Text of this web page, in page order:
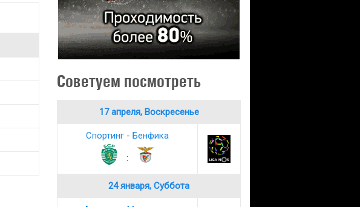
Советуем посмотреть
17 апреля, Воскресенье
Спортинг - Бенфика
:
24 января, Суббота